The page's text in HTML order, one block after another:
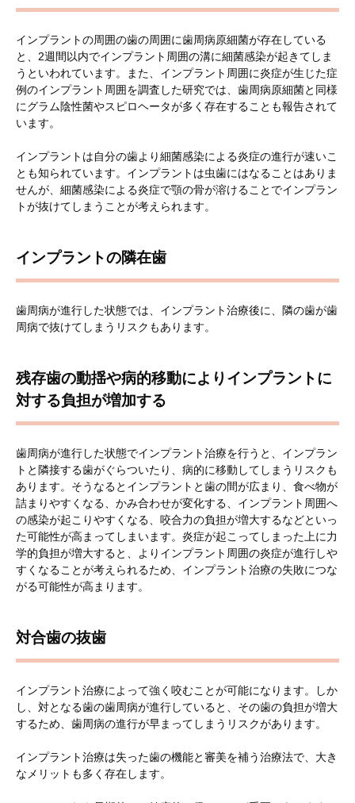
インプラントの周囲の歯の周囲に歯周病原細菌が存在している
と、2週間以内でインプラント周囲の溝に細菌感染が起きてしま
うといわれています。また、インプラント周囲に炎症が生じた症
例のインプラント周囲を調査した研究では、歯周病原細菌と同様
にグラム陰性菌やスピロヘータが多く存在することも報告されて
います。
インプラントは自分の歯より細菌感染による炎症の進行が速いこ
とも知られています。インプラントは虫歯にはなることはありま
せんが、細菌感染による炎症で顎の骨が溶けることでインプラン
トが抜けてしまうことが考えられます。
インプラントの隣在歯
歯周病が進行した状態では、インプラント治療後に、隣の歯が歯
周病で抜けてしまうリスクもあります。
残存歯の動揺や病的移動によりインプラントに
対する負担が増加する
歯周病が進行した状態でインプラント治療を行うと、インプラン
トと隣接する歯がぐらついたり、病的に移動してしまうリスクも
あります。そうなるとインプラントと歯の間が広まり、食べ物が
詰まりやすくなる、かみ合わせが変化する、インプラント周囲へ
の感染が起こりやすくなる、咬合力の負担が増大するなどといっ
た可能性が高まってしまいます。炎症が起こってしまった上に力
学的負担が増大すると、よりインプラント周囲の炎症が進行しや
すくなることが考えられるため、インプラント治療の失敗につな
がる可能性が高まります。
対合歯の抜歯
インプラント治療によって強く咬むことが可能になります。しか
し、対となる歯の歯周病が進行していると、その歯の負担が増大
するため、歯周病の進行が早まってしまうリスクがあります。
インプラント治療は失った歯の機能と審美を補う治療法で、大き
なメリットも多く存在します。